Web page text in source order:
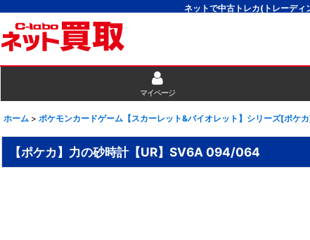
ネットで中古トレカ(トレーディ
マイページ
ホーム > ポケモンカードゲーム【スカーレット&バイオレット】シリーズ[ポケ
【ポケカ】力の砂時計【UR】SV6A 094/064